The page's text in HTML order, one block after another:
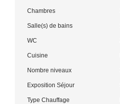
Chambres
Salle(s) de bains
WC
Cuisine
Nombre niveaux
Exposition Séjour
Type Chauffage